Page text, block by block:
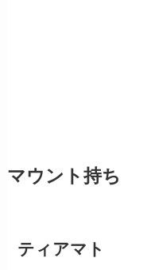
マウント持ち
ティアマト